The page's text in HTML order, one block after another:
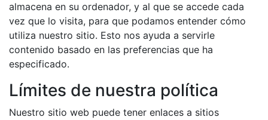
almacena en su ordenador, y al que se accede cada
vez que lo visita, para que podamos entender cómo
utiliza nuestro sitio. Esto nos ayuda a servirle
contenido basado en las preferencias que ha
especificado.
Límites de nuestra política
Nuestro sitio web puede tener enlaces a sitios